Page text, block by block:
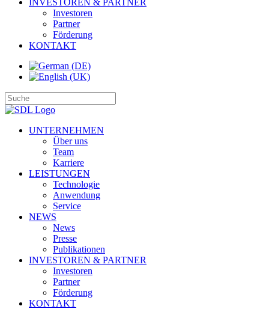
INVESTOREN & PARTNER
Investoren
Partner
Förderung
KONTAKT
UNTERNEHMEN
Über uns
Team
Karriere
LEISTUNGEN
Technologie
Anwendung
Service
NEWS
News
Presse
Publikationen
INVESTOREN & PARTNER
Investoren
Partner
Förderung
KONTAKT